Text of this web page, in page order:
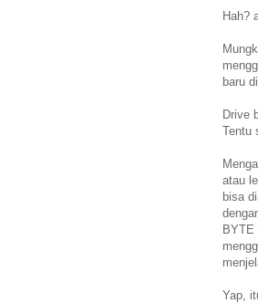
Hah?
baru
Drive
Tentu
atau
bisa
BYTE
Yap,